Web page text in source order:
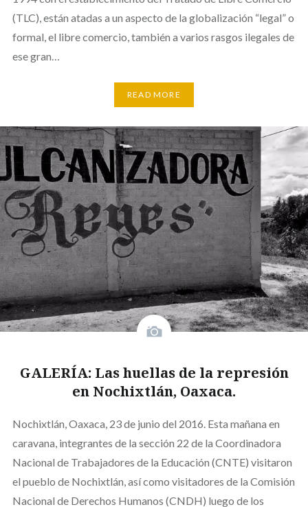
(TLC), están atadas a un aspecto de la globalización “legal” o
formal, el libre comercio, también a varios rasgos ilegales de
ese gran…
READ MORE
GALERÍA: Las huellas de la represión
en Nochixtlán, Oaxaca.
Nochixtlán, Oaxaca, 23 de junio del 2016. Esta mañana en
caravana, integrantes de la sección 22 de la Coordinadora
Nacional de Trabajadores de la Educación (CNTE) visitaron
el pueblo de Nochixtlán, así como visitadores de la Comisión
Nacional de Derechos Humanos (CNDH) luego de los